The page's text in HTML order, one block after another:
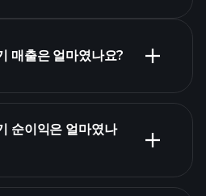
매출은 얼마였나요?
순이익은 얼마였나